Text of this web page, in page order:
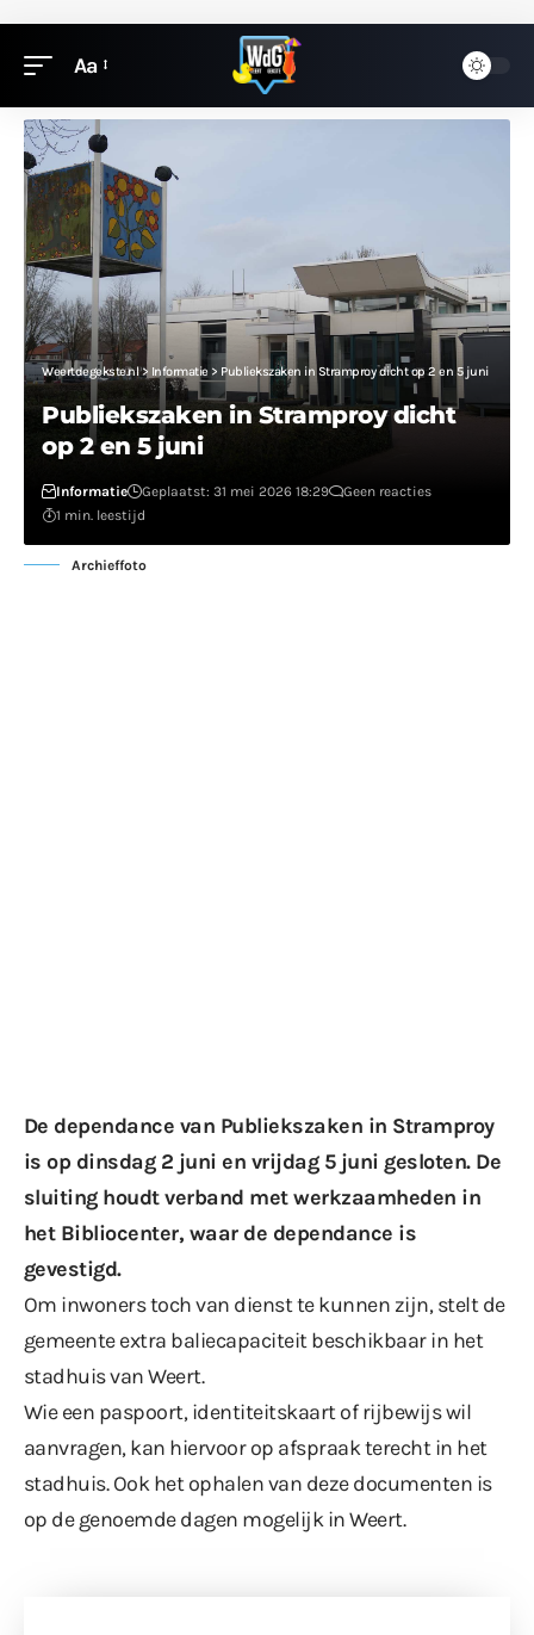
Aa
Weertdegekste.nl> Informatie > Publiekszaken in Stramproy dicht op 2 en 5 juni
Publiekszaken in Stramproy dicht
op 2 en 5 juni
Informatie Geplaatst: 31 mei 2026 18:29
Geen reacties
1 min. leestijd
Archieffoto
De dependance van Publiekszaken in Stramproy
is op dinsdag 2 juni en vrijdag 5 juni gesloten. De
sluiting houdt verband met werkzaamheden in
het Bibliocenter, waar de dependance is
gevestigd.
Om inwoners toch van dienst te kunnen zijn, stelt de
gemeente extra baliecapaciteit beschikbaar in het
stadhuis van Weert.
Wie een paspoort, identiteitskaart of rijbewijs wil
aanvragen, kan hiervoor op afspraak terecht in het
stadhuis. Ook het ophalen van deze documenten is
op de genoemde dagen mogelijk in Weert.